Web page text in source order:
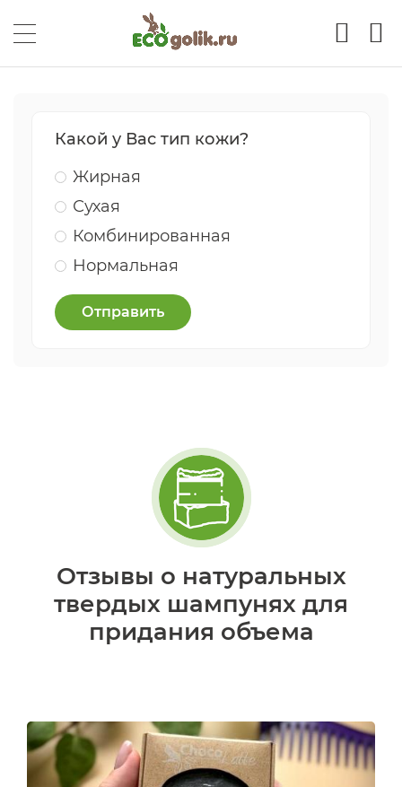
Какой у Вас тип кожи?
Жирная
Сухая
Комбинированная
Нормальная
Отправить
Отзывы о натуральных
твердых шампунях для
придания объема